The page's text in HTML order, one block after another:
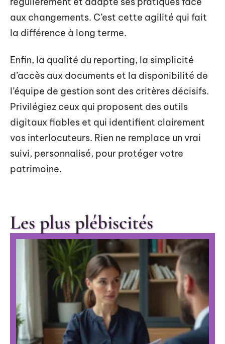
aux changements. C’est cette agilité qui fait
la différence à long terme.
Enfin, la qualité du reporting, la simplicité
d’accès aux documents et la disponibilité de
l’équipe de gestion sont des critères décisifs.
Privilégiez ceux qui proposent des outils
digitaux fiables et qui identifient clairement
vos interlocuteurs. Rien ne remplace un vrai
suivi, personnalisé, pour protéger votre
patrimoine.
Les plus plébiscités